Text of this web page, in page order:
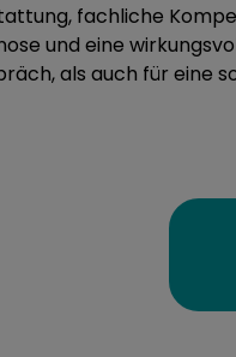
fachliche
und eine
als auch für eine